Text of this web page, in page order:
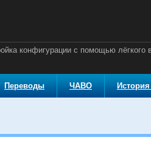
конфигурации с помощью лёгкого
Переводы ЧАВО